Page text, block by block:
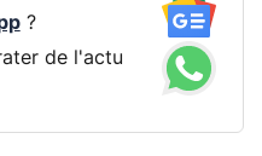
?
de l'actu